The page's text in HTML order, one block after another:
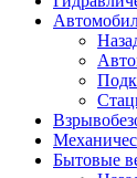
Бытовые